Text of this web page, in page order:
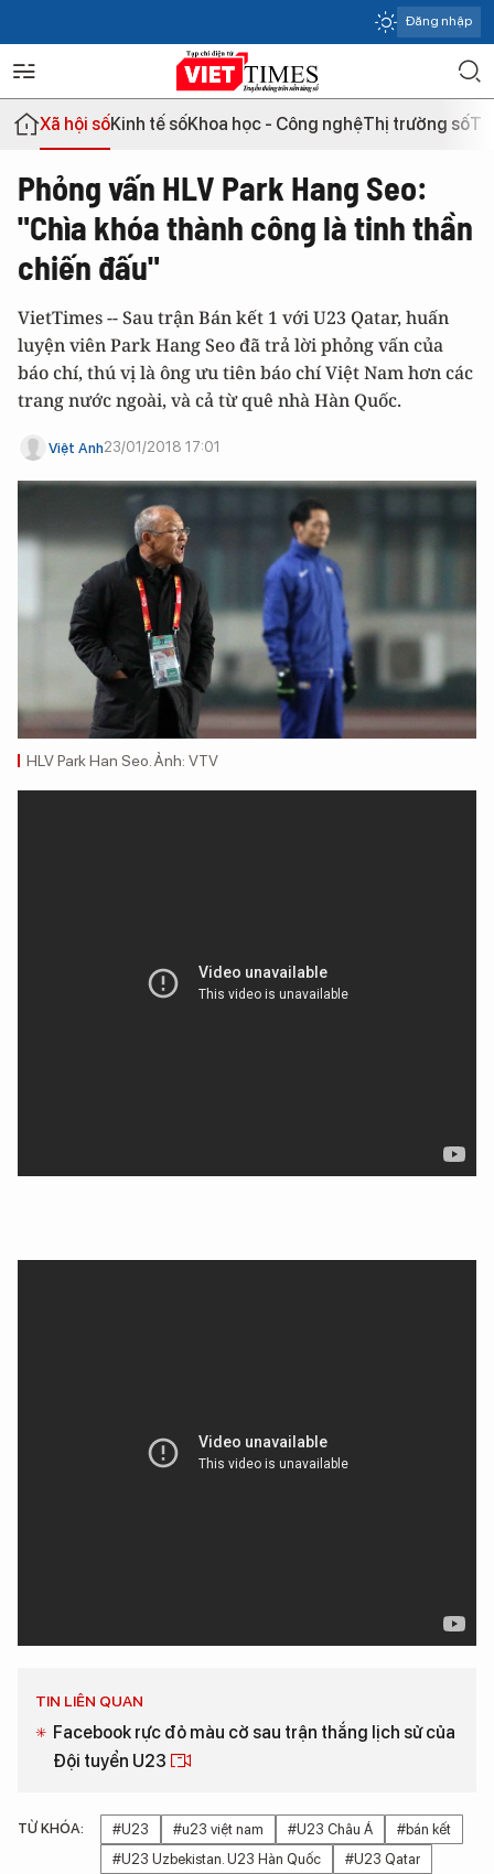
Đăng nhập
Xã hội sốKinh tế sốKhoa học - Công nghệThị trường số
Phỏng vấn HLV Park Hang Seo:
"Chìa khóa thành công là tinh thần
chiến đấu"
VietTimes -- Sau trận Bán kết 1 với U23 Qatar, huấn
luyện viên Park Hang Seo đã trả lời phỏng vấn của
báo chí, thú vị là ông ưu tiên báo chí Việt Nam hơn các
trang nước ngoài, và cả từ quê nhà Hàn Quốc.
Việt Anh23/01/2018 17:01
HLV Park Han Seo. Ảnh: VTV
TIN LIÊN QUAN
Facebook rực đỏ màu cờ sau trận thắng lịch sử của
Đội tuyển U23
TỪ KHÓA: #U23 #u23 việt nam #U23 Châu Á
#bán kết
#U23 Uzbekistan. U23 Hàn Quốc
#U23 Qatar